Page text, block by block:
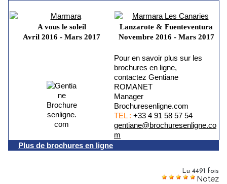
A vous le soleil
Avril 2016 - Mars 2017
Lanzarote & Fuenteventura
Novembre 2016 - Mars 2017
Pour en savoir plus sur les
brochures en ligne,
contactez Gentiane
ROMANET
Manager
Brochuresenligne.com
TEL : +33 4 91 58 57 54
gentiane@brochuresenligne.co
m
Plus de brochures en ligne
Lu 4491 fois
Notez